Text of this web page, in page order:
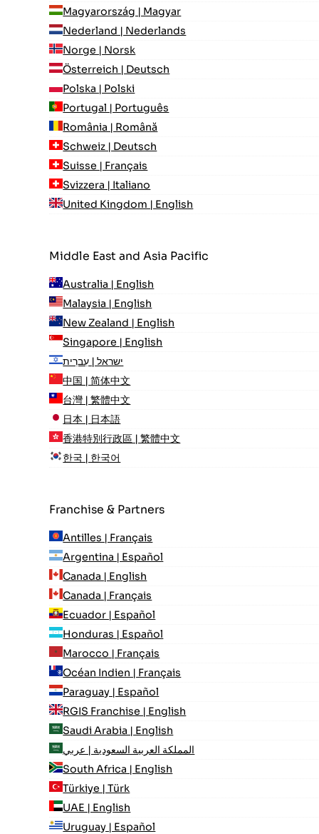
Magyarország | Magyar
Nederland | Nederlands
Norge | Norsk
Österreich | Deutsch
Polska | Polski
Portugal | Português
România | Română
Schweiz | Deutsch
Suisse | Français
Svizzera | Italiano
United Kingdom | English
Middle East and Asia Pacific
Australia | English
Malaysia | English
New Zealand | English
Singapore | English
ישראל | עִברִית
中国 | 简体中文
台灣 | 繁體中文
日本 | 日本語
香港特別行政區 | 繁體中文
한국 | 한국어
Franchise & Partners
Antilles | Français
Argentina | Español
Canada | English
Canada | Français
Ecuador | Español
Honduras | Español
Marocco | Français
Océan Indien | Français
Paraguay | Español
RGIS Franchise | English
Saudi Arabia | English
المملكة العربية السعودية | عربي
South Africa | English
Türkiye | Türk
UAE | English
Uruguay | Español